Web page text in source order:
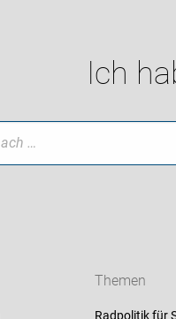
Ich
Themen
Radpolitik für